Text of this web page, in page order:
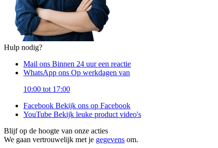
Hulp nodig?
Mail ons Binnen 24 uur een reactie
WhatsApp ons Op werkdagen van
10:00 tot 17:00
Facebook Bekijk ons op Facebook
YouTube Bekijk leuke product video's
Blijf op de hoogte van onze acties
We gaan vertrouwelijk met je gegevens om.